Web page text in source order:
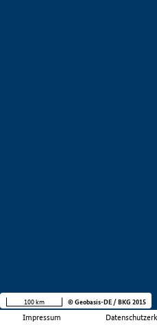
Impressum
100 km © Geobasis-DE / BKG 2015